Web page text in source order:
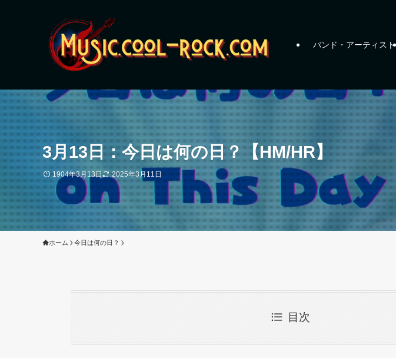
バンド・アーティスト
3月13日：今日は何の日？【HM/HR】
1904年3月13日 2025年3月11日
ホーム 今日は何の日？
目次